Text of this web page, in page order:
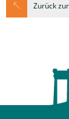
Zurück